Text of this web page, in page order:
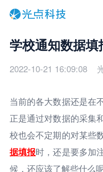
学校通知数据
2022-10-21 16:09:08
当前的各大数据还是在
正是通过对数据的采集
校也会不定期的对某些
据填报时，还是要多加
候，还应该了解些什么呢